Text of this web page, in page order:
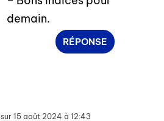
demain.
RÉPONSE
sur 15 août 2024 à 12:43